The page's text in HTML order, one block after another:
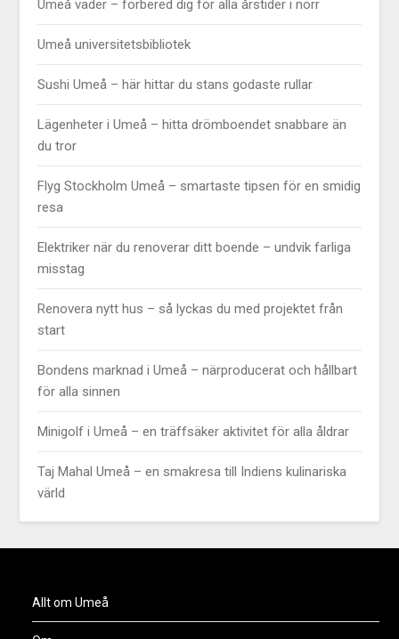
Umeå väder – förbered dig för alla årstider i norr
Umeå universitetsbibliotek
Sushi Umeå – här hittar du stans godaste rullar
Lägenheter i Umeå – hitta drömboendet snabbare än
du tror
Flyg Stockholm Umeå – smartaste tipsen för en smidig
resa
Elektriker när du renoverar ditt boende – undvik farliga
misstag
Renovera nytt hus – så lyckas du med projektet från
start
Bondens marknad i Umeå – närproducerat och hållbart
för alla sinnen
Minigolf i Umeå – en träffsäker aktivitet för alla åldrar
Taj Mahal Umeå – en smakresa till Indiens kulinariska
värld
Allt om Umeå